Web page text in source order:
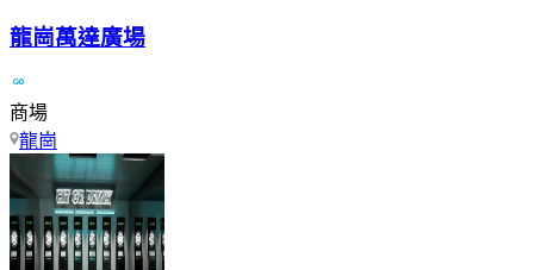
龍崗萬達廣場
商場
龍崗